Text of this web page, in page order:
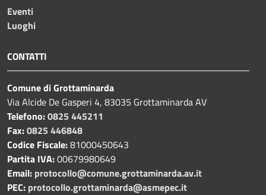
Eventi
Luoghi
CONTATTI
Comune di Grottaminarda
Via Alcide De Gasperi 4, 83035 Grottaminarda AV
Telefono:0825 445211
Fax:0825 446848
Codice Fiscale:81000450643
Partita IVA:00679980649
Email: protocollo@comune.grottaminarda.av.it
PEC: protocollo.grottaminarda@asmepec.it